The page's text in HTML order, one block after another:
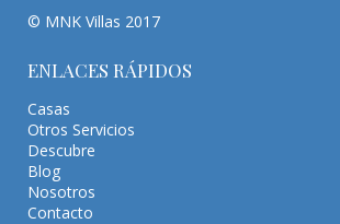
© MNK Villas 2017
ENLACES RÁPIDOS
Casas
Otros Servicios
Descubre
Blog
Nosotros
Contacto